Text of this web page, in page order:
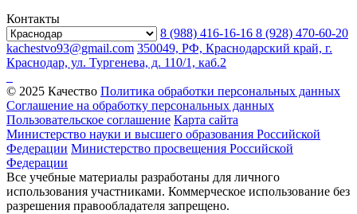
Контакты
8 (988) 416-16-16 8 (928) 470-60-20
kachestvo93@gmail.com 350049, РФ, Краснодарский край, г.
Краснодар, ул. Тургенева, д. 110/1, каб.2
© 2025 Качество Политика обработки персональных данных
Соглашение на обработку персональных данных
Пользовательское соглашение Карта сайта
Министерство науки и высшего образования Российской
Федерации Министерство просвещения Российской
Федерации
Все учебные материалы разработаны для личного
использования участниками. Коммерческое использование без
разрешения правообладателя запрещено.